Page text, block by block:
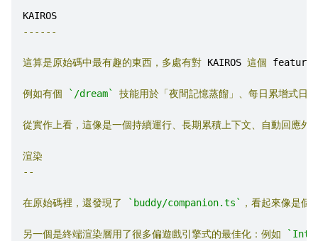
KAIROS
------
這算是原始碼中最有趣的東西，多處有對 KAIROS 這個 feature
例如有個 `/dream` 技能用於「夜間記憶蒸餾」、每日累增式日
從實作上看，這像是一個持續運行、長期累積上下文、自動回應外
渲染
--
在原始碼裡，還發現了 `buddy/companion.ts` ，看起來像是個
另一個是終端渲染層用了很多偏遊戲引擎式的最佳化：例如